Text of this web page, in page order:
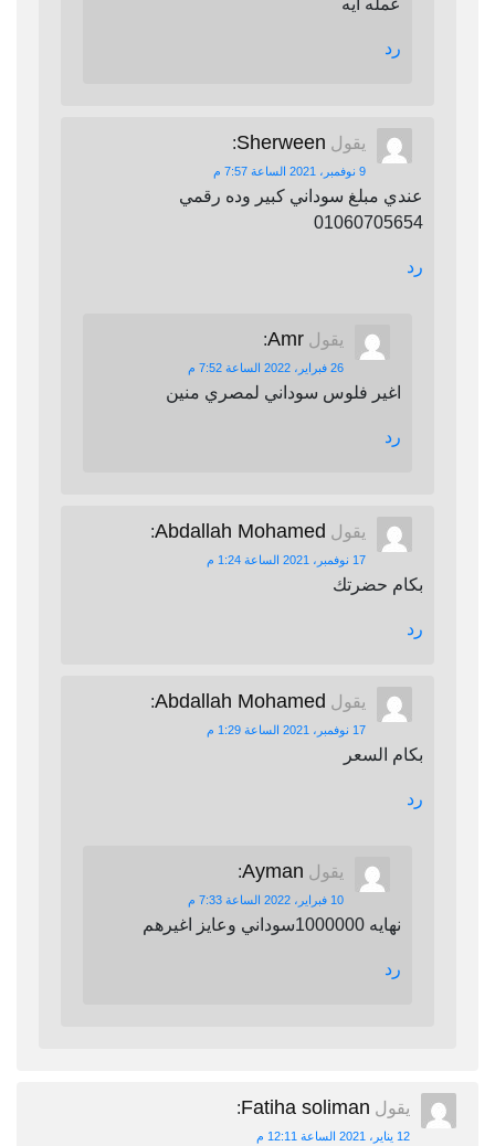
عمله ايه
رد
يقول Sherween
:
9 نوفمبر، 2021 الساعة 7:57 م
عندي مبلغ سوداني كبير وده رقمي
01060705654
رد
يقول Amr
:
26 فبراير، 2022 الساعة 7:52 م
اغير فلوس سوداني لمصري منين
رد
يقول Abdallah Mohamed
:
17 نوفمبر، 2021 الساعة 1:24 م
بكام حضرتك
رد
يقول Abdallah Mohamed
:
17 نوفمبر، 2021 الساعة 1:29 م
بكام السعر
رد
يقول Ayman
:
10 فبراير، 2022 الساعة 7:33 م
نهايه 1000000سوداني وعايز اغيرهم
رد
يقول Fatiha soliman
:
12 يناير، 2021 الساعة 12:11 م